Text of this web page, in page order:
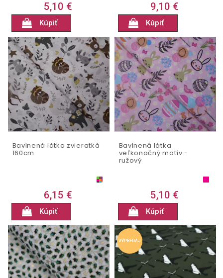
5,10 €
Kúpiť
9,10 €
Kúpiť
Bavlnená látka zvieratká
160cm
6,15 €
Kúpiť
Bavlnená látka
veľkonočný motív -
ružový
5,10 €
Kúpiť
VÝPREDAJ